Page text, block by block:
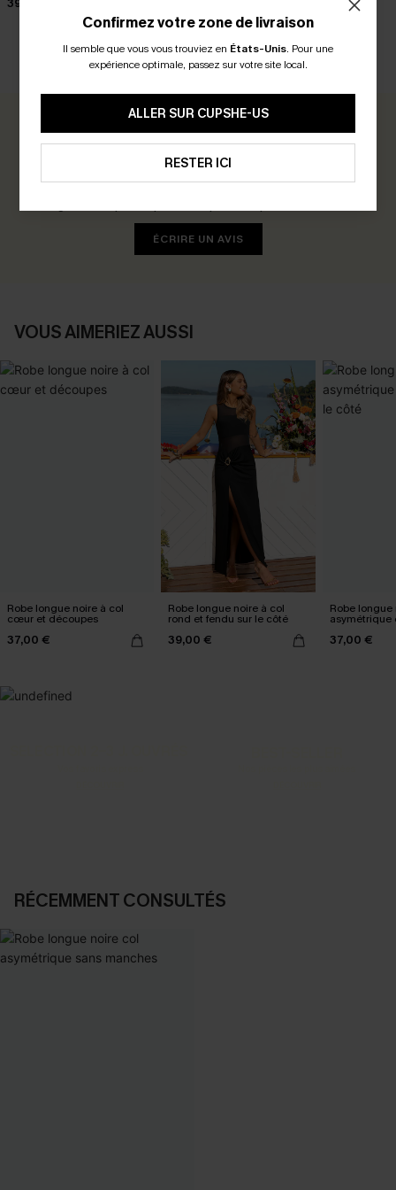
AVIS CLIENTS
0.0
Soyez le Premier à Donner Votre Avis
ÉCRIRE UN AVIS
VOUS AIMERIEZ AUSSI
Robe longue noire à col
cœur et découpes
37,00 €
Robe longue noire à col
rond et fendu sur le côté
39,00 €
Robe longue
asymétrique
37,00 €
RÉCEMMENT CONSULTÉS
Confirmez votre zone de livraison
Il semble que vous vous trouviez en États-Unis. Pour une
expérience optimale, passez sur votre site local.
ALLER SUR CUPSHE-US
RESTER ICI